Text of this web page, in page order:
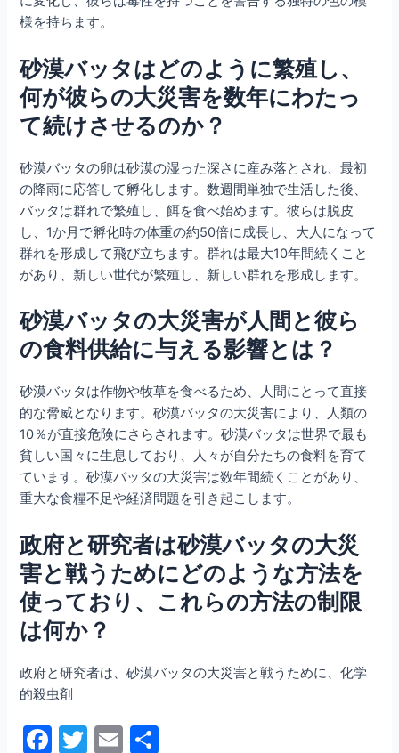
様を持ちます。
砂漠バッタはどのように繁殖し、
何が彼らの大災害を数年にわたっ
て続けさせるのか？
砂漠バッタの卵は砂漠の湿った深さに産み落とされ、最初
の降雨に応答して孵化します。数週間単独で生活した後、
バッタは群れで繁殖し、餌を食べ始めます。彼らは脱皮
し、1か月で孵化時の体重の約50倍に成長し、大人になって
群れを形成して飛び立ちます。群れは最大10年間続くこと
があり、新しい世代が繁殖し、新しい群れを形成します。
砂漠バッタの大災害が人間と彼ら
の食料供給に与える影響とは？
砂漠バッタは作物や牧草を食べるため、人間にとって直接
的な脅威となります。砂漠バッタの大災害により、人類の
10％が直接危険にさらされます。砂漠バッタは世界で最も
貧しい国々に生息しており、人々が自分たちの食料を育て
ています。砂漠バッタの大災害は数年間続くことがあり、
重大な食糧不足や経済問題を引き起こします。
政府と研究者は砂漠バッタの大災
害と戦うためにどのような方法を
使っており、これらの方法の制限
は何か？
政府と研究者は、砂漠バッタの大災害と戦うために、化学
的殺虫剤
F
T
E